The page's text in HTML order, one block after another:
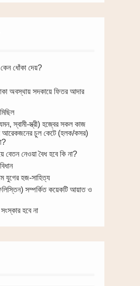
ধোঁকা দেয়?
অবস্থায় সদকায়ে ফিতর আদার
স্বামী-স্ত্রী) হজ্বের সকল কাজ
চুল কেটে (হলক/কসর)
বেতন নেওয়া বৈধ হবে কি না?
যুগের হজ-সাহিত্য
সম্পর্কিত কয়েকটি আয়াত ও
হবে না